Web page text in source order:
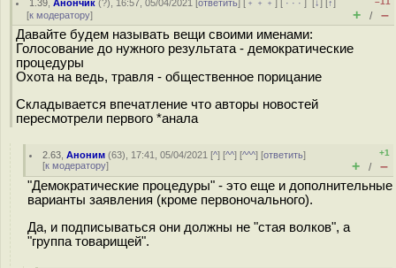
1.39 ,Анончик (?), 16:57, 05/04/2021 [ответить ﹢﹢﹢ · · · ↓ ↑
[к модератору] + / –
Давайте будем называть вещи своими именами:
Голосование до нужного результата - демократические
процедуры
Охота на ведь, травля - общественное порицание
Складывается впечатление что авторы новостей
пересмотрели первого *анала
2.63 ,Аноним (63), 17:41, 05/04/2021 [^] [^^] [^^^] [ответить]
[к модератору]
+1
+ / –
"Демократические процедуры" - это еще и дополнительные
варианты заявления (кроме первоночального).
Да, и подписываться они должны не "стая волков", а
"группа товарищей".